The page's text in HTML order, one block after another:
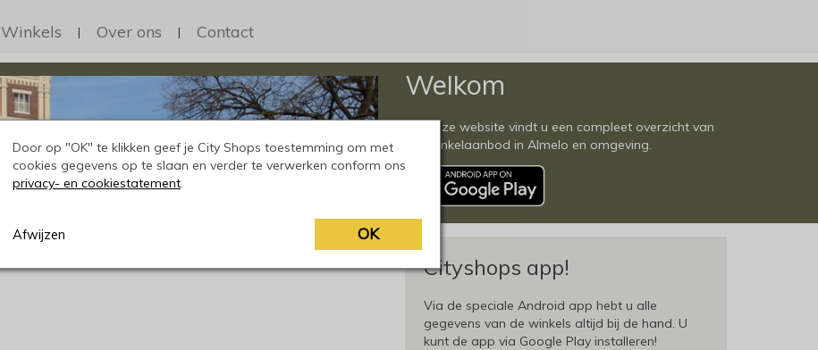
Winkels | Over ons | Contact
Welkom
Op deze website vindt u een compleet overzicht van
het winkelaanbod in Almelo en omgeving.
Cityshops app!
Via de speciale Android app hebt u alle
gegevens van de winkels altijd bij de hand. U
kunt de app via Google Play installeren!
Door op "OK" te klikken geef je City Shops toestemming om met
cookies gegevens op te slaan en verder te verwerken conform ons
privacy- en cookiestatement.
Afwijzen OK